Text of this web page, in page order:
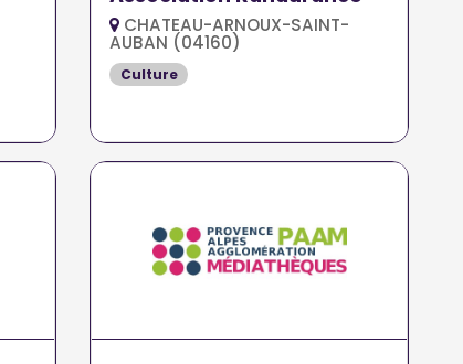
CHATEAU-ARNOUX-SAINT-
AUBAN (04160)
Culture